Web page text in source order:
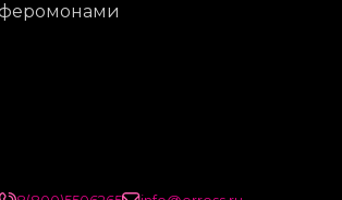
феромонами